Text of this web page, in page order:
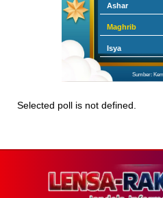
Ashar
Maghrib
Isya
Sumber:
Selected poll is not defined.